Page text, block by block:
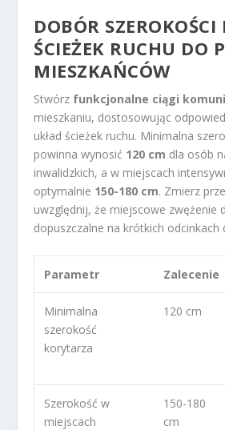
DOBÓR
ŚCIEŻEK RUCHU DO
MIESZKAŃCÓW
Stwórz funkcjonalne ciągi
mieszkaniu, dostosowując
układ ścieżek ruchu. Minimalna
powinna wynosić 120 cm dla osób
inwalidzkich, a w miejscach
optymalnie 150-180 cm. Zmierz
uwzględnij, że miejscowe zwężenie
dopuszczalne na krótkich odcinkach
Parametr Zalecenie
Minimalna
szerokość
korytarza
120 cm
Szerokość w
miejscach
150-180
cm